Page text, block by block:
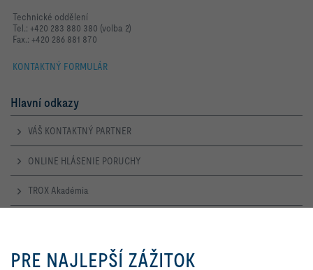
Technické oddělení
Tel.: +420 283 880 380 (volba 2)
Fax.: +420 286 881 870
KONTAKTNÝ FORMULÁR
Hlavní odkazy
VÁŠ KONTAKTNÝ PARTNER
ONLINE HLÁSENIE PORUCHY
TROX Akadémia
Pondělí – Čtvrtek
umožníte, aby sme vám ponúkli
optimálne prostredie webových
PRE NAJLEPŠÍ ZÁŽITOK